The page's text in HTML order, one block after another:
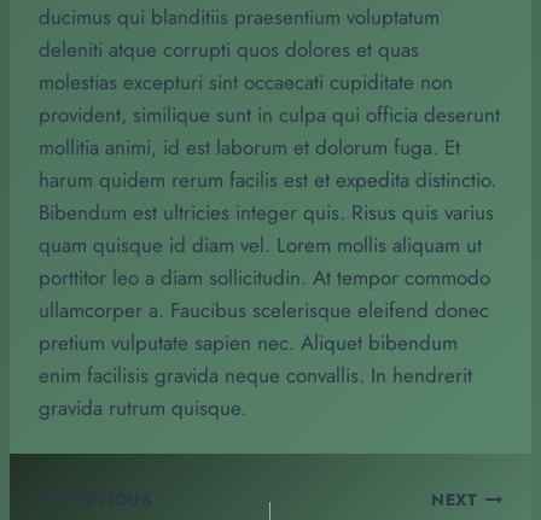
ducimus qui blanditiis praesentium voluptatum
deleniti atque corrupti quos dolores et quas
molestias excepturi sint occaecati cupiditate non
provident, similique sunt in culpa qui officia deserunt
mollitia animi, id est laborum et dolorum fuga. Et
harum quidem rerum facilis est et expedita distinctio.
Bibendum est ultricies integer quis. Risus quis varius
quam quisque id diam vel. Lorem mollis aliquam ut
porttitor leo a diam sollicitudin. At tempor commodo
ullamcorper a. Faucibus scelerisque eleifend donec
pretium vulputate sapien nec. Aliquet bibendum
enim facilisis gravida neque convallis. In hendrerit
gravida rutrum quisque.
Post
NEXT